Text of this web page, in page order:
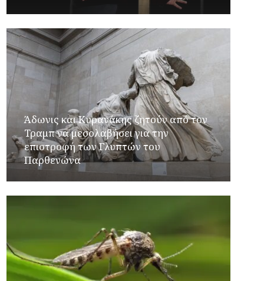
Άδωνις και Κυρανάκης ζητούν από τον
Τραμπ να μεσολαβήσει για την
επιστροφή των Γλυπτών του
Παρθενώνα